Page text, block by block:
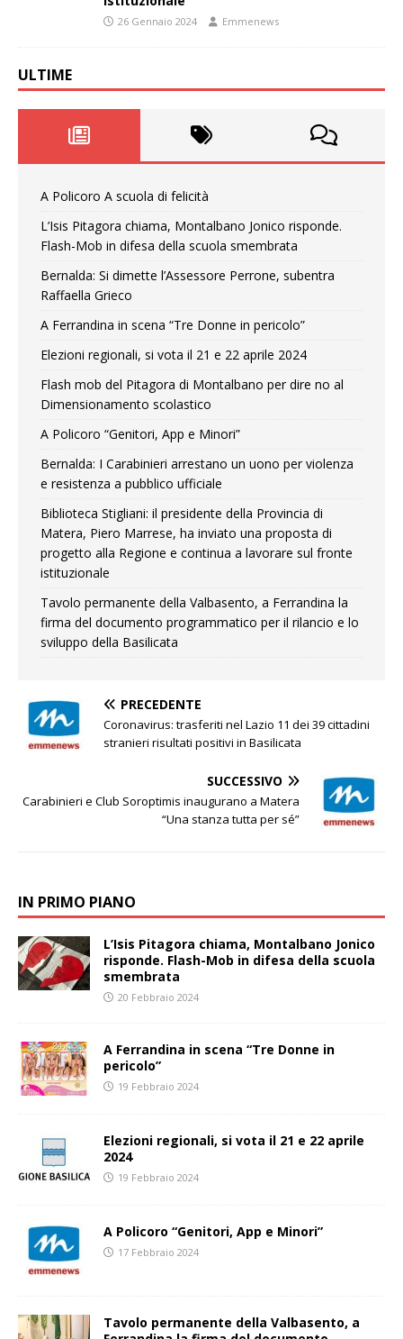
26 Gennaio 2024 Emmenews
ULTIME
A Policoro A scuola di felicità
L’Isis Pitagora chiama, Montalbano Jonico risponde.
Flash-Mob in difesa della scuola smembrata
Bernalda: Si dimette l’Assessore Perrone, subentra
Raffaella Grieco
A Ferrandina in scena “Tre Donne in pericolo”
Elezioni regionali, si vota il 21 e 22 aprile 2024
Flash mob del Pitagora di Montalbano per dire no al
Dimensionamento scolastico
A Policoro “Genitori, App e Minori”
Bernalda: I Carabinieri arrestano un uono per violenza
e resistenza a pubblico ufficiale
Biblioteca Stigliani: il presidente della Provincia di
Matera, Piero Marrese, ha inviato una proposta di
progetto alla Regione e continua a lavorare sul fronte
istituzionale
Tavolo permanente della Valbasento, a Ferrandina la
firma del documento programmatico per il rilancio e lo
sviluppo della Basilicata
PRECEDENTE
Coronavirus: trasferiti nel Lazio 11 dei 39 cittadini
stranieri risultati positivi in Basilicata
SUCCESSIVO
Carabinieri e Club Soroptimis inaugurano a Matera
“Una stanza tutta per sé”
IN PRIMO PIANO
L’Isis Pitagora chiama, Montalbano Jonico
risponde. Flash-Mob in difesa della scuola
smembrata
20 Febbraio 2024
A Ferrandina in scena “Tre Donne in
pericolo”
19 Febbraio 2024
Elezioni regionali, si vota il 21 e 22 aprile
2024
19 Febbraio 2024
A Policoro “Genitori, App e Minori”
17 Febbraio 2024
Tavolo permanente della Valbasento, a